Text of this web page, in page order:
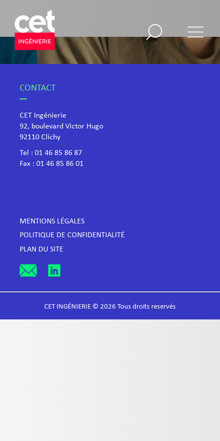
CONTACT
CET Ingénierie
92, boulevard Victor Hugo
​92110 Clichy
Tel : 01 46 85 86 87
Fax : 01 46 85 86 01
MENTIONS LÉGALES
POLITIQUE DE CONFIDENTIALITÉ
PLAN DU SITE
CET INGÉNIERIE © 2026 Tous droits reservés